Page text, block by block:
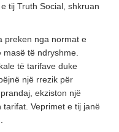
tij Truth Social, shkruan
preken nga normat e
të ndryshme.
të tarifave duke
një rrezik për
ekziston një
Veprimet e tij janë